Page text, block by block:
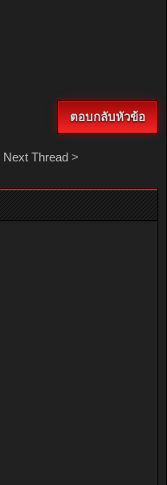
ตอบกลับหัวข้อ
Next Thread>